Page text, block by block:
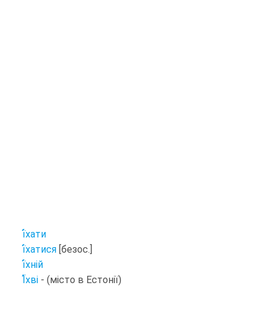
їхати
їхатися [безос.]
їхній
Їхві - (місто в Естонії)